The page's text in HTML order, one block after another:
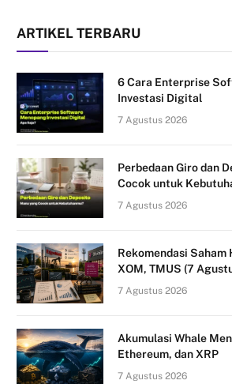
ARTIKEL TERBARU
6 Cara Enterprise
Investasi Digital
7 Agustus 2026
Perbedaan Giro dan
Cocok untuk
7 Agustus 2026
Rekomendasi Saham
XOM, TMUS (7
7 Agustus 2026
Akumulasi Whale
Ethereum, dan XRP
7 Agustus 2026